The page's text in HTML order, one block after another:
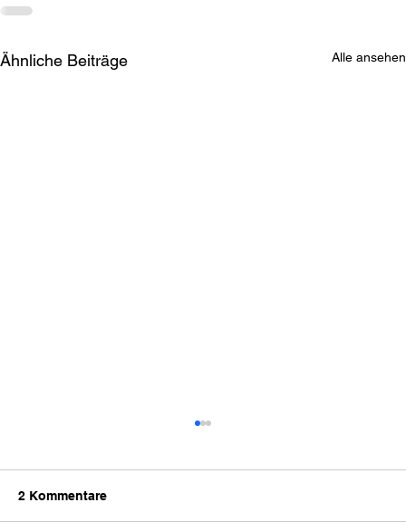
Ähnliche Beiträge Alle ansehen
2 Kommentare